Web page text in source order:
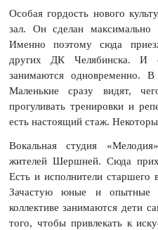
Особая гордость нового
зал. Он сделан
Именно поэтому сюда
других ДК Челябинска. И
занимаются одновременно.
Маленькие сразу видят,
прогуливать тренировки и
есть настоящий стаж.
Вокальная студия
жителей Шершней. Сюда
Есть и исполнители старшего
Зачастую юные и опытные
коллективе занимаются дети
того, чтобы привлекать к